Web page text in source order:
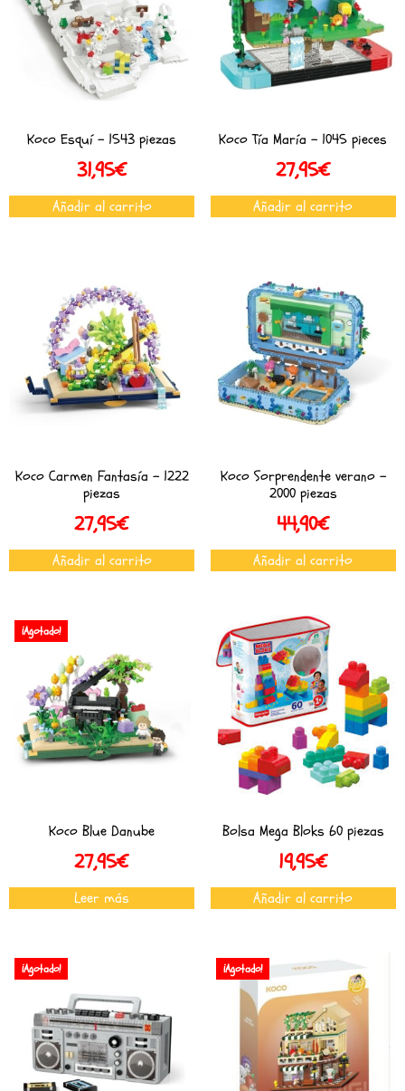
Koco Esquí – 1543 piezas
31,95€
Añadir al carrito
Koco Tía María – 1045 pieces
27,95€
Añadir al carrito
Koco Carmen Fantasía – 1222
piezas
27,95€
Añadir al carrito
Koco Sorprendente verano –
2000 piezas
44,90€
Añadir al carrito
¡Agotado!
Koco Blue Danube
27,95€
Leer más
Bolsa Mega Bloks 60 piezas
19,95€
Añadir al carrito
¡Agotado! ¡Agotado!